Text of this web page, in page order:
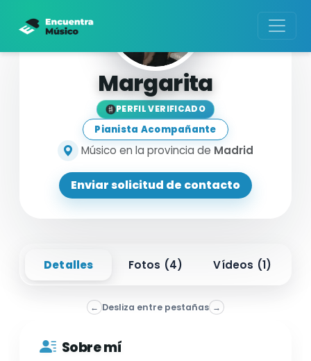
Margarita
PERFIL VERIFICADO
Pianista Acompañante
Músico en la provincia de Madrid
Enviar solicitud de contacto
Detalles Fotos (4) Vídeos (1)
← Desliza entre pestañas →
Sobre mí